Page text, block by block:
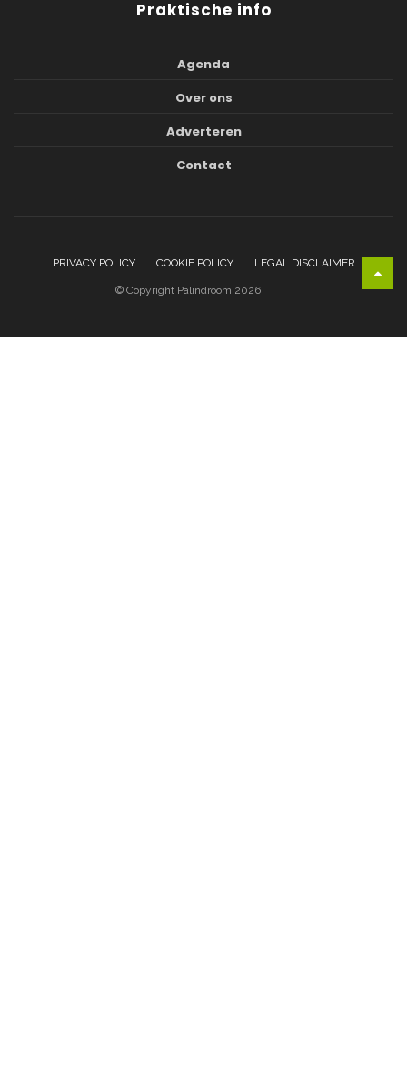
Praktische info
Agenda
Over ons
Adverteren
Contact
PRIVACY POLICY COOKIE POLICY LEGAL DISCLAIMER
© Copyright Palindroom 2026